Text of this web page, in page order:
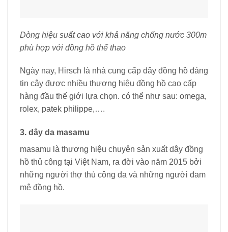
Dòng hiệu suất cao với khả năng chống nước 300m
phù hợp với đồng hồ thể thao
Ngày nay, Hirsch là nhà cung cấp dây đồng hồ đáng
tin cậy được nhiều thương hiệu đồng hồ cao cấp
hàng đầu thế giới lựa chọn. có thể như sau: omega,
rolex, patek philippe,….
3. dây da masamu
masamu là thương hiệu chuyên sản xuất dây đồng
hồ thủ công tại Việt Nam, ra đời vào năm 2015 bởi
những người thợ thủ công da và những người đam
mê đồng hồ.